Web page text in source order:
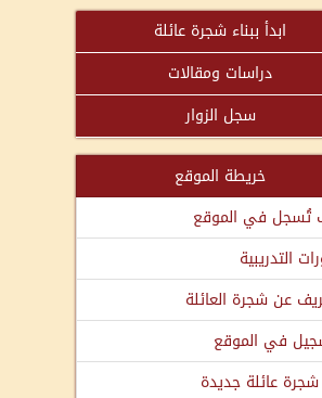
ابدأ ببناء شجرة عائلة
دراسات ومقالات
سجل الزوار
خريطة الموقع
تُسجل في الموقع
التدريبية
عن شجرة العائلة
في الموقع
شجرة عائلة جديدة